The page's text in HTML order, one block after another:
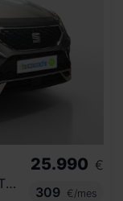
1.5 TSI 110KW DSG FR SPECIAL EDITION
25.990 €
309
€/mes